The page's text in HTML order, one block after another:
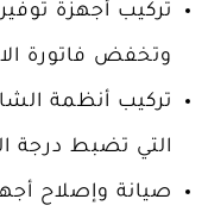
تركيب أجهزة
وتخفض فاتورة
تركيب أنظمة
التي تضبط درجة
صيانة وإصلاح